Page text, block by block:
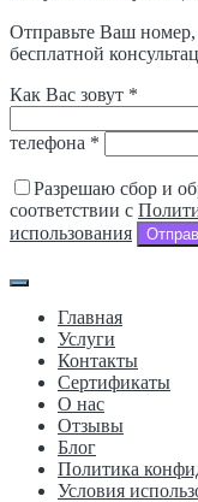
Отправьте Ваш номер,
бесплатной
Как Вас зовут *
телефона *
Разрешаю сбор и
соответствии с
использования
Главная
Услуги
Контакты
Сертификаты
О нас
Отзывы
Блог
Политика
Условия